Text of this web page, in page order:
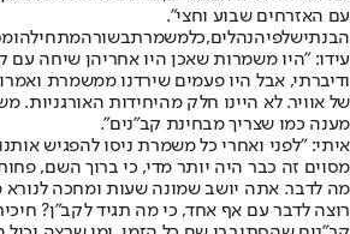
עם האזרחים שבוע וחצי".
הבנתישלפיהנהלים,כלמשמרתבשורהמתחילה
עידו: "היו משמרות שאכן היו אחריהן שיחה עם
ודיברתי, אבל היו פעמים שירדנו ממשמרת ואמרו
של אוויר. לא היינו חלק מהיחידות האורגניות.
מענה כמו שצריך מבחינת קב"נים".
איתי: "לפני ואחרי כל משמרת ניסו להפגיש
מסוים זה כבר היה יותר מדי, כי ברוך השם,
מה לדבר. אתה יושב שמונה שעות ומחכה לנורא
רוצה לדבר עם אף אחד, כי מה תגיד לקב"ן?